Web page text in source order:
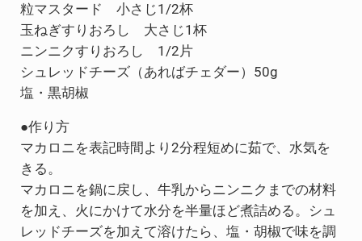
粒マスタード 小さじ1/2杯
玉ねぎすりおろし 大さじ1杯
ニンニクすりおろし 1/2片
シュレッドチーズ（あればチェダー）50g
塩・黒胡椒
●作り方
マカロニを表記時間より2分程短めに茹で、水気を
きる。
マカロニを鍋に戻し、牛乳からニンニクまでの材料
を加え、火にかけて水分を半量ほど煮詰める。シュ
レッドチーズを加えて溶けたら、塩・胡椒で味を調